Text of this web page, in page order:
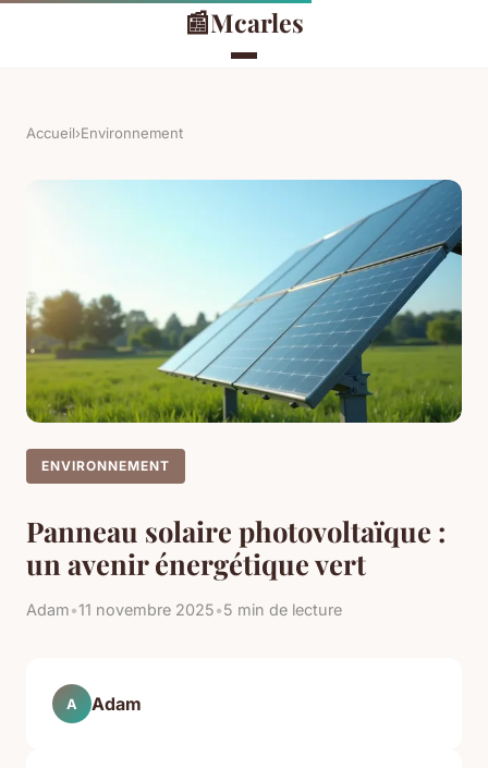
📰Mcarles
Accueil›Environnement
ENVIRONNEMENT
Panneau solaire photovoltaïque :
un avenir énergétique vert
Adam•11 novembre 2025•5 min de lecture
A Adam